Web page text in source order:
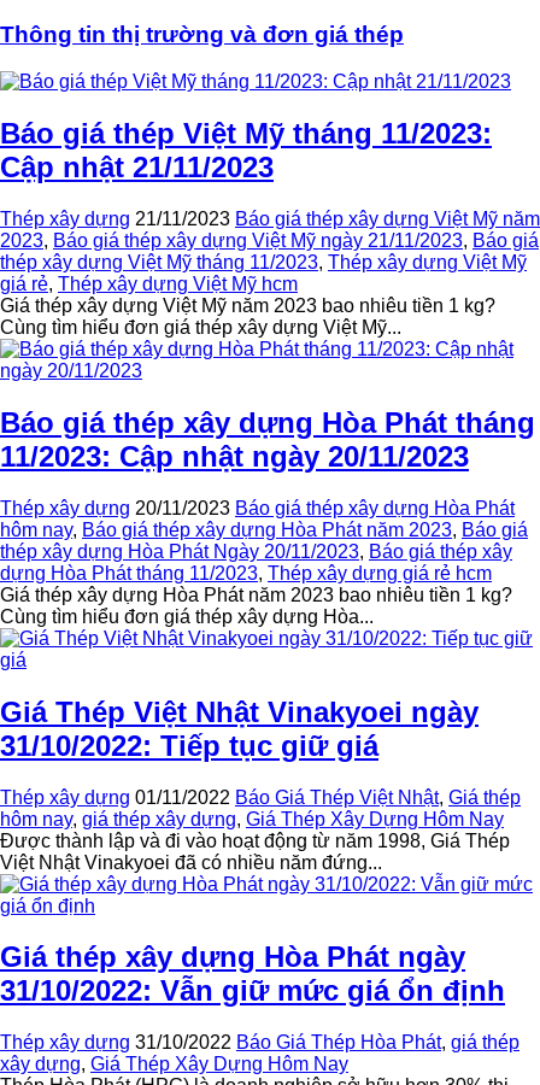
Thông tin thị trường và đơn giá thép
Báo giá thép Việt Mỹ tháng 11/2023:
Cập nhật 21/11/2023
Thép xây dựng 21/11/2023 Báo giá thép xây dựng Việt Mỹ năm
2023, Báo giá thép xây dựng Việt Mỹ ngày 21/11/2023, Báo giá
thép xây dựng Việt Mỹ tháng 11/2023, Thép xây dựng Việt Mỹ
giá rẻ, Thép xây dựng Việt Mỹ hcm
Giá thép xây dựng Việt Mỹ năm 2023 bao nhiêu tiền 1 kg?
Cùng tìm hiểu đơn giá thép xây dựng Việt Mỹ...
Báo giá thép xây dựng Hòa Phát tháng
11/2023: Cập nhật ngày 20/11/2023
Thép xây dựng 20/11/2023 Báo giá thép xây dựng Hòa Phát
hôm nay, Báo giá thép xây dựng Hòa Phát năm 2023, Báo giá
thép xây dựng Hòa Phát Ngày 20/11/2023, Báo giá thép xây
dựng Hòa Phát tháng 11/2023, Thép xây dựng giá rẻ hcm
Giá thép xây dựng Hòa Phát năm 2023 bao nhiêu tiền 1 kg?
Cùng tìm hiểu đơn giá thép xây dựng Hòa...
Giá Thép Việt Nhật Vinakyoei ngày
31/10/2022: Tiếp tục giữ giá
Thép xây dựng 01/11/2022 Báo Giá Thép Việt Nhật, Giá thép
hôm nay, giá thép xây dựng, Giá Thép Xây Dựng Hôm Nay
Được thành lập và đi vào hoạt động từ năm 1998, Giá Thép
Việt Nhật Vinakyoei đã có nhiều năm đứng...
Giá thép xây dựng Hòa Phát ngày
31/10/2022: Vẫn giữ mức giá ổn định
Thép xây dựng 31/10/2022 Báo Giá Thép Hòa Phát, giá thép
xây dựng, Giá Thép Xây Dựng Hôm Nay